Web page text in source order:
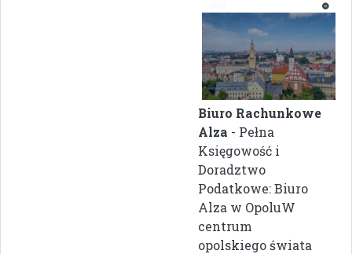
Biuro Rachunkowe
Alza - Pełna
Księgowość i
Doradztwo
Podatkowe: Biuro
Alza w OpoluW
centrum
opolskiego świata